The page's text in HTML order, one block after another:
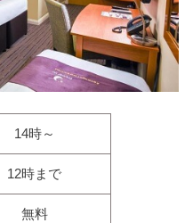
14時～
12時まで
無料